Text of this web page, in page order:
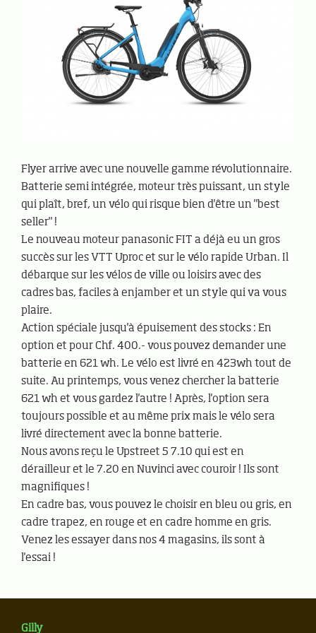
Flyer arrive avec une nouvelle gamme révolutionnaire.
Batterie semi intégrée, moteur très puissant, un style
qui plaît, bref, un vélo qui risque bien d'être un "best
seller" !
Le nouveau moteur panasonic FIT a déjà eu un gros
succès sur les VTT Uproc et sur le vélo rapide Urban. Il
débarque sur les vélos de ville ou loisirs avec des
cadres bas, faciles à enjamber et un style qui va vous
plaire.
Action spéciale jusqu'à épuisement des stocks : En
option et pour Chf. 400.- vous pouvez demander une
batterie en 621 wh. Le vélo est livré en 423wh tout de
suite. Au printemps, vous venez chercher la batterie
621 wh et vous gardez l'autre ! Après, l'option sera
toujours possible et au même prix mais le vélo sera
livré directement avec la bonne batterie.
Nous avons reçu le Upstreet 5 7.10 qui est en
dérailleur et le 7.20 en Nuvinci avec couroir ! Ils sont
magnifiques !
En cadre bas, vous pouvez le choisir en bleu ou gris, en
cadre trapez, en rouge et en cadre homme en gris.
Venez les essayer dans nos 4 magasins, ils sont à
l'essai !
Gilly